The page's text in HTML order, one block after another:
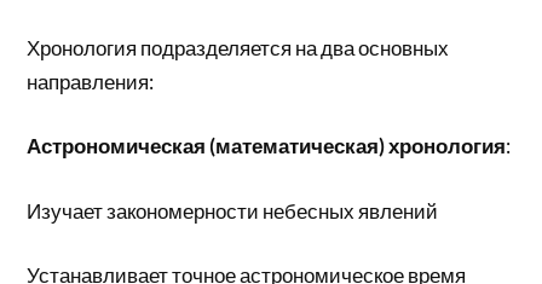
Хронология подразделяется на два основных
направления:
Астрономическая (математическая) хронология:
Изучает закономерности небесных явлений
Устанавливает точное астрономическое время